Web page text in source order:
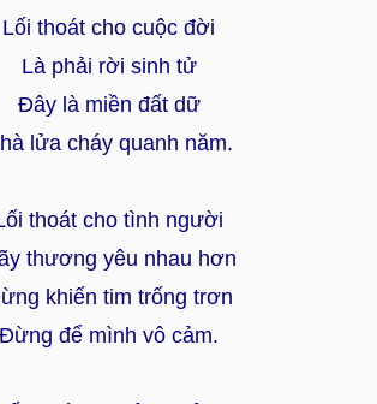
Lối thoát cho cuộc đời
Là phải rời sinh tử
Đây là miền đất dữ
lửa cháy quanh năm.
thoát cho tình người
thương yêu nhau hơn
khiến tim trống trơn
Đừng để mình vô cảm.